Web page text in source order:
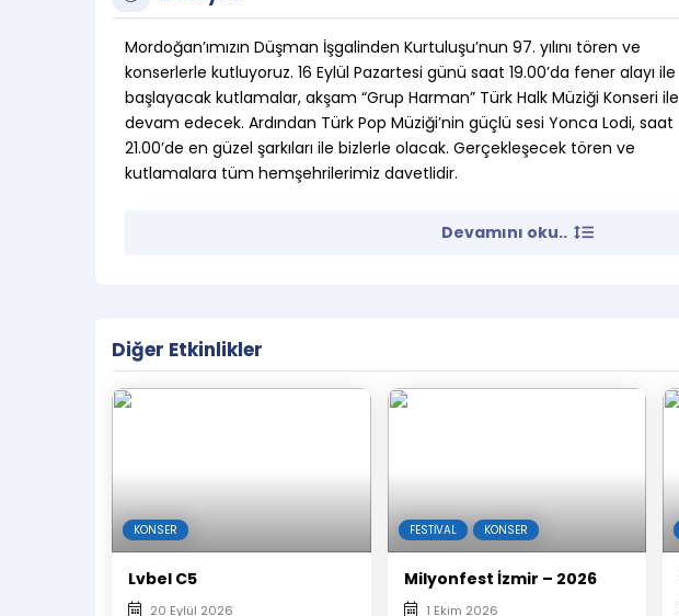
Mordoğan’ımızın Düşman İşgalinden Kurtuluşu’nun 97. yılını tören ve
konserlerle kutluyoruz. 16 Eylül Pazartesi günü saat 19.00’da fener alayı ile
başlayacak kutlamalar, akşam “Grup Harman” Türk Halk Müziği Konseri ile
devam edecek. Ardından Türk Pop Müziği’nin güçlü sesi Yonca Lodi, saat
21.00’de en güzel şarkıları ile bizlerle olacak. Gerçekleşecek tören ve
kutlamalara tüm hemşehrilerimiz davetlidir.
Devamını oku..
Diğer Etkinlikler
KONSER
Lvbel C5
20 Eylül 2026
FESTIVAL KONSER
Milyonfest İzmir – 2026
1 Ekim 2026